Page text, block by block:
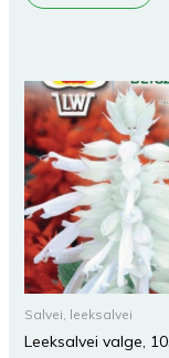
Salvei, leeksalvei
Leeksalvei valge,